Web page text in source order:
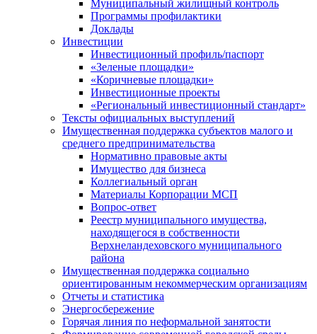
Муниципальный жилищный контроль
Программы профилактики
Доклады
Инвестиции
Инвестиционный профиль/паспорт
«Зеленые площадки»
«Коричневые площадки»
Инвестиционные проекты
«Региональный инвестиционный стандарт»
Тексты официальных выступлений
Имущественная поддержка субъектов малого и
среднего предпринимательства
Нормативно правовые акты
Имущество для бизнеса
Коллегиальный орган
Материалы Корпорации МСП
Вопрос-ответ
Реестр муниципального имущества,
находящегося в собственности
Верхнеландеховского муниципального
района
Имущественная поддержка социально
ориентированным некоммерческим организациям
Отчеты и статистика
Энергосбережение
Горячая линия по неформальной занятости